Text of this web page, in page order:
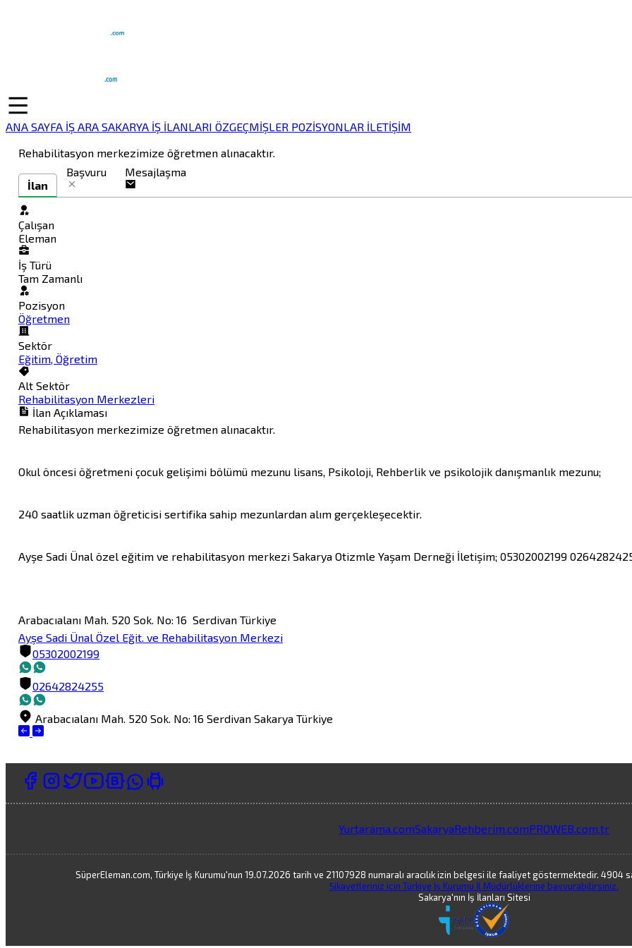
ANA SAYFA İŞ ARA SAKARYA İŞ İLANLARI ÖZGEÇMİŞLER POZİSYONLAR İLETİŞİM
Rehabilitasyon merkezimize öğretmen alınacaktır.
İlan
Başvuru Mesajlaşma
Çalışan
Eleman
İş Türü
Tam Zamanlı
Pozisyon
Öğretmen
Sektör
Eğitim, Öğretim
Alt Sektör
Rehabilitasyon Merkezleri
İlan Açıklaması
Rehabilitasyon merkezimize öğretmen alınacaktır.
Okul öncesi öğretmeni çocuk gelişimi bölümü mezunu lisans, Psikoloji, Rehberlik ve psikolojik danışmanlık mezunu;
240 saatlik uzman öğreticisi sertifika sahip mezunlardan alım gerçekleşecektir.
Ayşe Sadi Ünal özel eğitim ve rehabilitasyon merkezi Sakarya Otizmle Yaşam Derneği İletişim; 05302002199
Ayşe Sadi Ünal Özel Eğit. ve Rehabilitasyon Merkezi
05302002199
02642824255
Arabacıalanı Mah. 520 Sok. No: 16 Serdivan Sakarya Türkiye
Yurtarama.comSakaryaRehberim.comPROWEB.com.tr
SüperEleman.com, Türkiye İş Kurumu'nun 19.07.2026 tarih ve 21107928 numaralı aracılık izin belgesi ile faaliyet göstermektedir. 4904
Şikayetleriniz için Türkiye İş Kurumu İl Müdürlüklerine başvurabilirsiniz.
Sakarya'nın İş İlanları Sitesi